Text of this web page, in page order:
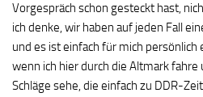
Vorgespräch schon gesteckt hast,
ich denke, wir haben auf jeden Fall
und es ist einfach für mich persönlich
wenn ich hier durch die Altmark fahre
Schläge sehe, die einfach zu DDR-